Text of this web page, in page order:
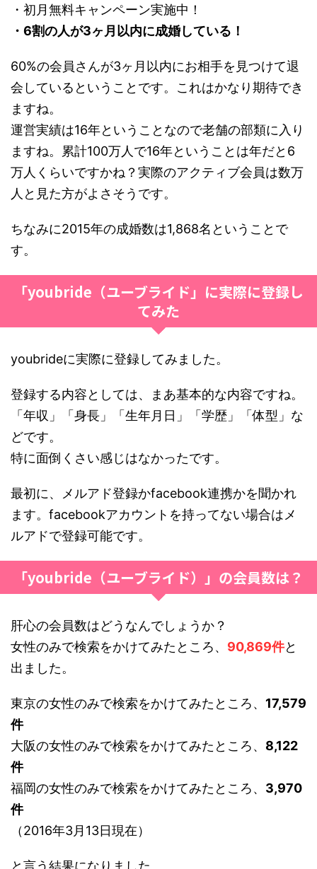
・初月無料キャンペーン実施中！
・6割の人が3ヶ月以内に成婚している！
60%の会員さんが3ヶ月以内にお相手を見つけて退
会しているということです。これはかなり期待でき
ますね。
運営実績は16年ということなので老舗の部類に入り
ますね。累計100万人で16年ということは年だと6
万人くらいですかね？実際のアクティブ会員は数万
人と見た方がよさそうです。
ちなみに2015年の成婚数は1,868名ということで
す。
「youbride（ユーブライド」に実際に登録し
てみた
youbrideに実際に登録してみました。
登録する内容としては、まあ基本的な内容ですね。
「年収」「身長」「生年月日」「学歴」「体型」な
どです。
特に面倒くさい感じはなかったです。
最初に、メルアド登録かfacebook連携かを聞かれ
ます。facebookアカウントを持ってない場合はメ
ルアドで登録可能です。
「youbride（ユーブライド）」の会員数は？
肝心の会員数はどうなんでしょうか？
女性のみで検索をかけてみたところ、 90,869件と
出ました。
東京の女性のみで検索をかけてみたところ、 17,579
件
大阪の女性のみで検索をかけてみたところ、 8,122
件
福岡の女性のみで検索をかけてみたところ、 3,970
件
（2016年3月13日現在）
と言う結果になりました。